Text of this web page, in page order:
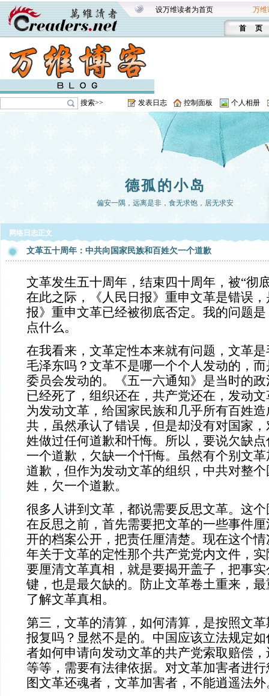
设万维读者为首页 万维
首 页
搜索>> 发表日志 控制面板 个人相册
德孤的小岛
偏安一隅，远离是非，食无求饱，居无求安
网络日志正文
文革五十周年：中共向国家民族和百姓欠一个道歉
文革发生五十周年，结束四十周年，被“彻
在此之际，《人民日报》重申文革是错误
报》重申文革已经被彻底否定。我的问题
点什么。
在我看来，文革定性本来就有问题，文革
毛泽东吗？文革不是哪一个个人发动的，
委员会发动的。《五一六通知》是当时的
已经死了，组织还在，共产党还在，发动
为发动文革，给国家民族和几乎所有百姓
共，虽然承认了错误，但是却没有对国家
姓做过任何道歉和忏悔。所以，要说欠缺
一个道歉，欠缺一个忏悔。虽然有个别文
道歉，但作为发动文革的组织，中共对整
姓，欠一个道歉。
很多人讲到文革，都说需要反思文革。这
在反思之前，首先需要把文革的一些事件
开的档案公开，把责任厘清楚。现在这个
年关于文革的定性那个共产党党内文件，
要厘清文革真相，就是要揭开盖子，把事
键，也是最欠缺的。防止文革卷土重来，
了解文革真相。
第三，文革的清算，如何清算，是按照文
报复吗？显然不是的。中国应该立法规定
者如何申请向发动文革的共产党索取赔偿
等等，需要有法律依据。对文革加害者进
图文革还魂者，文革加害者，不能逍遥法外